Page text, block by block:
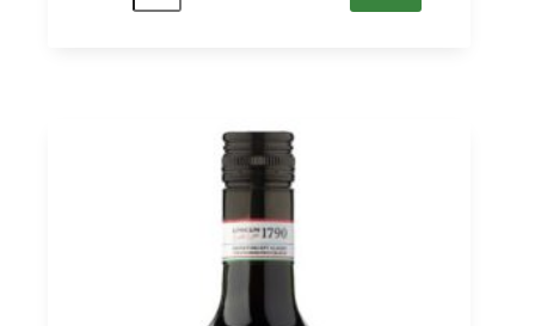
Zwack